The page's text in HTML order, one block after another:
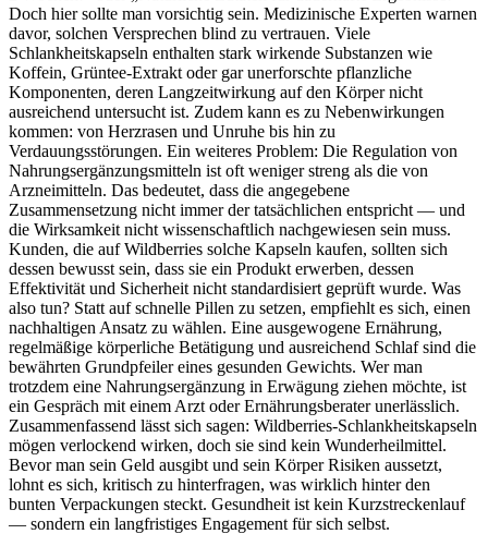
Doch hier sollte man vorsichtig sein. Medizinische Experten warnen
davor, solchen Versprechen blind zu vertrauen. Viele
Schlankheitskapseln enthalten stark wirkende Substanzen wie
Koffein, Grüntee‑Extrakt oder gar unerforschte pflanzliche
Komponenten, deren Langzeitwirkung auf den Körper nicht
ausreichend untersucht ist. Zudem kann es zu Nebenwirkungen
kommen: von Herzrasen und Unruhe bis hin zu
Verdauungsstörungen. Ein weiteres Problem: Die Regulation von
Nahrungsergänzungsmitteln ist oft weniger streng als die von
Arzneimitteln. Das bedeutet, dass die angegebene
Zusammensetzung nicht immer der tatsächlichen entspricht — und
die Wirksamkeit nicht wissenschaftlich nachgewiesen sein muss.
Kunden, die auf Wildberries solche Kapseln kaufen, sollten sich
dessen bewusst sein, dass sie ein Produkt erwerben, dessen
Effektivität und Sicherheit nicht standardisiert geprüft wurde. Was
also tun? Statt auf schnelle Pillen zu setzen, empfiehlt es sich, einen
nachhaltigen Ansatz zu wählen. Eine ausgewogene Ernährung,
regelmäßige körperliche Betätigung und ausreichend Schlaf sind die
bewährten Grundpfeiler eines gesunden Gewichts. Wer man
trotzdem eine Nahrungsergänzung in Erwägung ziehen möchte, ist
ein Gespräch mit einem Arzt oder Ernährungsberater unerlässlich.
Zusammenfassend lässt sich sagen: Wildberries‑Schlankheitskapseln
mögen verlockend wirken, doch sie sind kein Wunderheilmittel.
Bevor man sein Geld ausgibt und sein Körper Risiken aussetzt,
lohnt es sich, kritisch zu hinterfragen, was wirklich hinter den
bunten Verpackungen steckt. Gesundheit ist kein Kurzstreckenlauf
— sondern ein langfristiges Engagement für sich selbst.